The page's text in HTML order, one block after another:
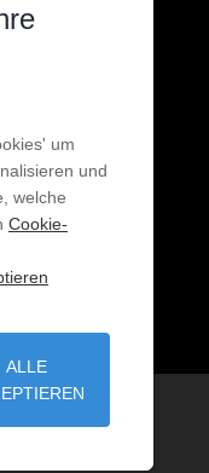
um
und
welche
Cookie-
ALLE